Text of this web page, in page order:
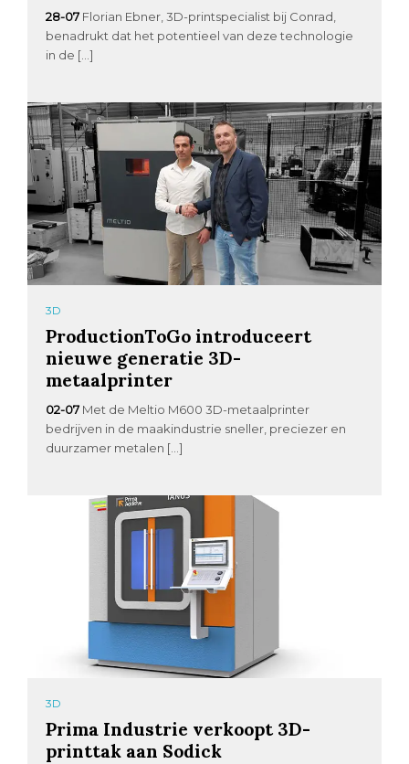
28-07 Florian Ebner, 3D-printspecialist bij Conrad,
benadrukt dat het potentieel van deze technologie
in de […]
3D
ProductionToGo introduceert
nieuwe generatie 3D-
metaalprinter
02-07 Met de Meltio M600 3D-metaalprinter
bedrijven in de maakindustrie sneller, preciezer en
duurzamer metalen […]
3D
Prima Industrie verkoopt 3D-
printtak aan Sodick